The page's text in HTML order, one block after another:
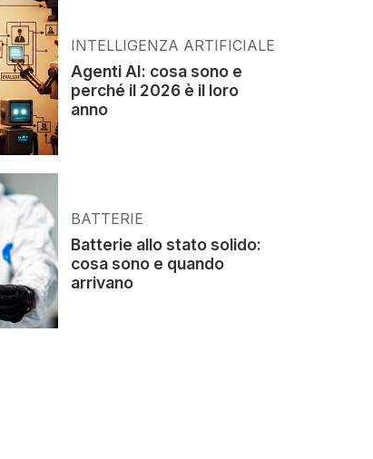
INTELLIGENZA ARTIFICIALE
Agenti AI: cosa sono e
perché il 2026 è il loro
anno
BATTERIE
Batterie allo stato solido:
cosa sono e quando
arrivano